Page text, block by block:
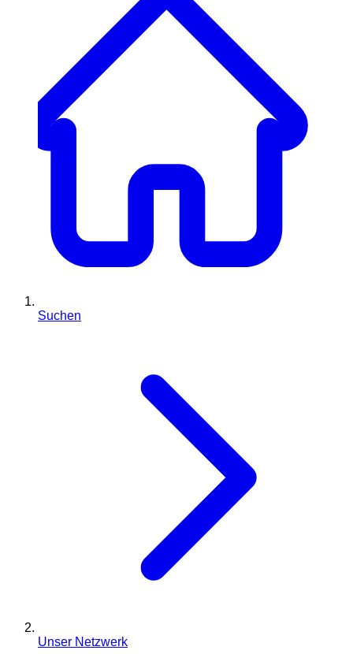
Suchen
Unser Netzwerk